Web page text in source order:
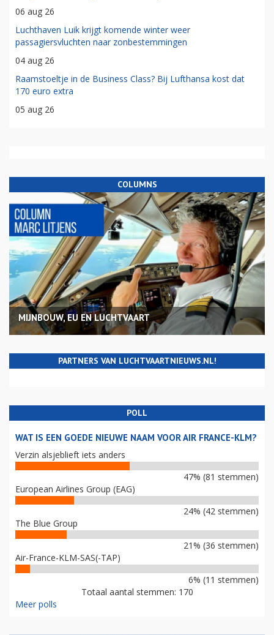
06 aug 26
Luchthaven Luik krijgt komende winter weer
passagiersvluchten naar zonbestemmingen
04 aug 26
Raamstoeltje in de Business Class? Bij Lufthansa kost dat
170 euro extra
05 aug 26
COLUMNS
MIJNBOUW, EU EN LUCHTVAART
PARTNERS VAN LUCHTVAARTNIEUWS.NL!
POLL
WAT IS EEN GOEDE NIEUWE NAAM VOOR AIR FRANCE-KLM?
Verzin alsjeblieft iets anders
47% (81 stemmen)
European Airlines Group (EAG)
24% (42 stemmen)
The Blue Group
21% (36 stemmen)
Air-France-KLM-SAS(-TAP)
6% (11 stemmen)
Totaal aantal stemmen: 170
Meer polls